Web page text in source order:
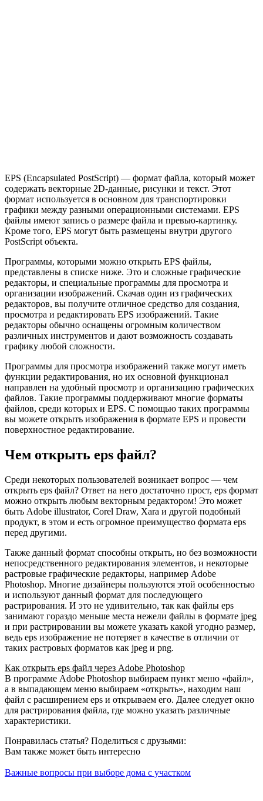
EPS (Encapsulated PostScript) — формат файла, который может
содержать векторные 2D-данные, рисунки и текст. Этот
формат используется в основном для транспортировки
графики между разными операционными системами. EPS
файлы имеют запись о размере файла и превью-картинку.
Кроме того, EPS могут быть размещены внутри другого
PostScript объекта.
Программы, которыми можно открыть EPS файлы,
представлены в списке ниже. Это и сложные графические
редакторы, и специальные программы для просмотра и
организации изображений. Скачав один из графических
редакторов, вы получите отличное средство для создания,
просмотра и редактировать EPS изображений. Такие
редакторы обычно оснащены огромным количеством
различных инструментов и дают возможность создавать
графику любой сложности.
Программы для просмотра изображений также могут иметь
функции редактирования, но их основной функционал
направлен на удобный просмотр и организацию графических
файлов. Такие программы поддерживают многие форматы
файлов, среди которых и EPS. С помощью таких программы
вы можете открыть изображения в формате EPS и провести
поверхностное редактирование.
Чем открыть eps файл?
Среди некоторых пользователей возникает вопрос — чем
открыть eps файл? Ответ на него достаточно прост, eps формат
можно открыть любым векторным редактором! Это может
быть Adobe illustrator, Corel Draw, Xara и другой подобный
продукт, в этом и есть огромное преимущество формата eps
перед другими.
Также данный формат способны открыть, но без возможности
непосредственного редактирования элементов, и некоторые
растровые графические редакторы, например Adobe
Photoshop. Многие дизайнеры пользуются этой особенностью
и используют данный формат для последующего
растрирования. И это не удивительно, так как файлы eps
занимают гораздо меньше места нежели файлы в формате jpeg
и при растрировании вы можете указать какой угодно размер,
ведь eps изображение не потеряет в качестве в отличии от
таких растровых форматов как jpeg и png.
Как открыть eps файл через Adobe Photoshop
В программе Adobe Photoshop выбираем пункт меню «файл»,
а в выпадающем меню выбираем «открыть», находим наш
файл с расширением eps и открываем его. Далее следует окно
для растрирования файла, где можно указать различные
характеристики.
Понравилась статья? Поделиться с друзьями:
Вам также может быть интересно
Важные вопросы при выборе дома с участком